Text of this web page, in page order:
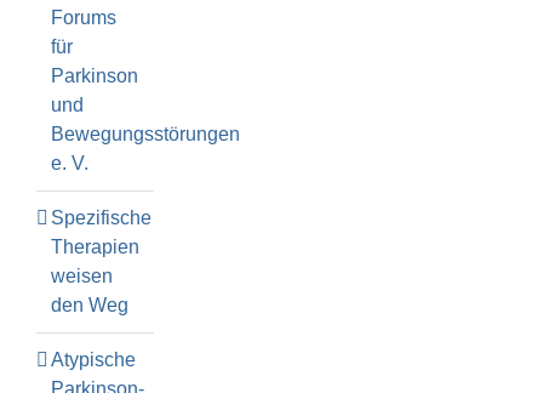
Forums
für
Parkinson
und
Bewegungsstörungen
e. V.
Spezifische
Therapien
weisen
den Weg
Atypische
Parkinson-